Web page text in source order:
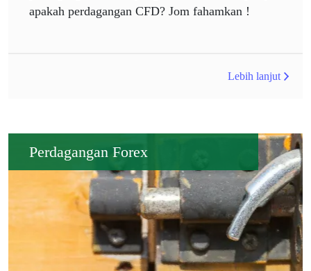
apakah perdagangan CFD? Jom fahamkan !
Lebih lanjut
Perdagangan Forex